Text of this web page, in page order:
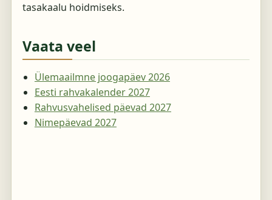
tasakaalu hoidmiseks.
Vaata veel
Ülemaailmne joogapäev 2026
Eesti rahvakalender 2027
Rahvusvahelised päevad 2027
Nimepäevad 2027